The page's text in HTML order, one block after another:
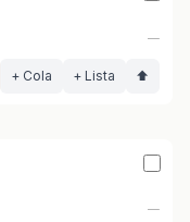
—
+ Cola + Lista ⬆
—